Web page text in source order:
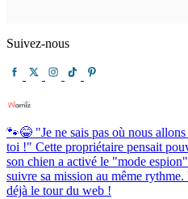
Suivez-nous
🐾😂 "Je ne sais pas où nous
toi !" Cette propriétaire pensait
son chien a activé le "mode
suivre sa mission au même
déjà le tour du web !